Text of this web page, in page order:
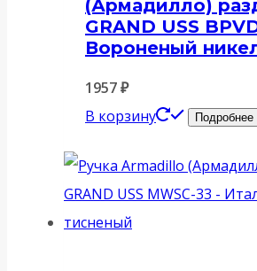
(Армадилло)
GRAND USS
Вороненый
1957₽
В корзину
Подробнее